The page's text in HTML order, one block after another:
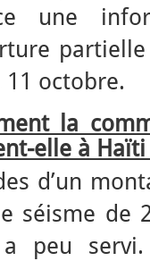
une
11 octobre.
la
elle à
d’un
séisme de
peu